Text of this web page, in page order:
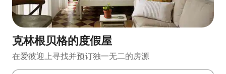
克林根贝格的度假屋
在爱彼迎上寻找并预订独一无二的房源